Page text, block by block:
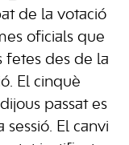
de la votació
oficials que
fetes des de la
El cinquè
passat es
sessió. El canvi